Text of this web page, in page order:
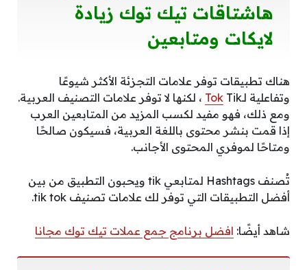
هاشتاقات تيك توك زيادة
لايكات ومتابعين
هناك تطبيقات توفر علامات التجزئة الأكثر شيوعًا
وتفاعلية لـ
Tok Tik ، لكنها لا توفر علامات التصنيف العربية.
ومع ذلك، فهو مفيد لكسب المزيد من المتابعين العرب
إذا قمت بنشر محتوى باللغة العربية، فسيكون صالحًا
ومتاحًا لموفري المحتوى الأجانب.
تُصنف Hashtags لمتابعي tik ويحبون التطبيق من بين
أفضل التطبيقات التي توفر لك علامات تصنيف tik tok.
شاهد أيضًا: افضل برنامج جمع عملات تيك توك مجانا